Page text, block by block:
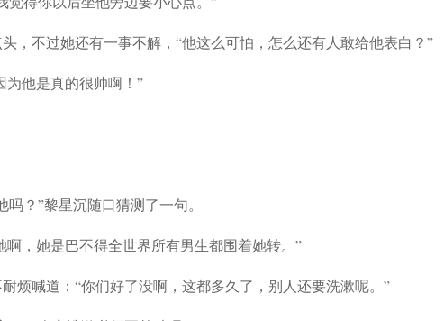
，不过她还有一事不解，“他这么可怕，怎么还有人敢给他表白？”
为他是真的很帅啊！”
？”黎星沉随口猜测了一句。
，她是巴不得全世界所有男生都围着她转。”
烦喊道：“你们好了没啊，这都多久了，别人还要洗漱呢。”